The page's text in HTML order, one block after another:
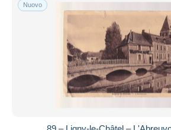
Nuovo